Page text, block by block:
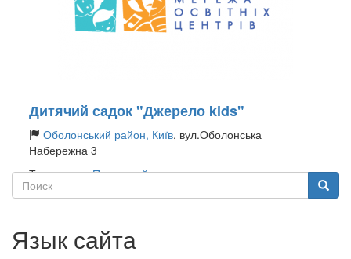
Дитячий садок "Джерело kids"
Оболонський район, Київ, вул.Оболонська
Набережна 3
Тип садика:Приватний
Поиск Поиск
Язык сайта